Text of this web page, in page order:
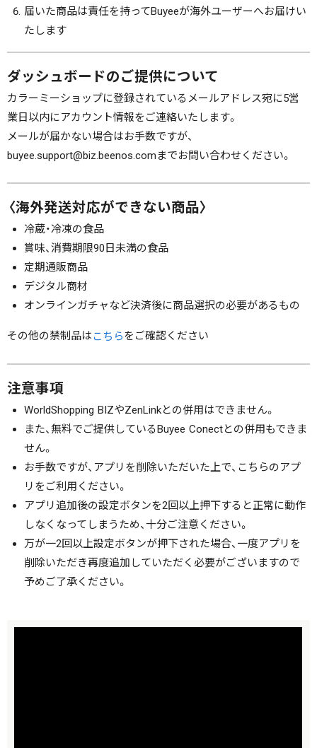
届いた商品は責任を持ってBuyeeが海外ユーザーへお届けい
たします
ダッシュボードのご提供について
カラーミーショップに登録されているメールアドレス宛に5営
業日以内にアカウント情報をご連絡いたします。
メールが届かない場合はお手数ですが、
buyee.support@biz.beenos.comまでお問い合わせください。
〈海外発送対応ができない商品〉
冷蔵・冷凍の食品
賞味、消費期限90日未満の食品
定期通販商品
デジタル商材
オンラインガチャなど決済後に商品選択の必要があるもの
その他の禁制品はこちらをご確認ください
注意事項
WorldShopping BIZやZenLinkとの併用はできません。
また、無料でご提供しているBuyee Conectとの併用もできま
せん。
お手数ですが、アプリを削除いただいた上で、こちらのアプ
リをご利用ください。
アプリ追加後の設定ボタンを2回以上押下すると正常に動作
しなくなってしまうため、十分ご注意ください。
万が一2回以上設定ボタンが押下された場合、一度アプリを
削除いただき再度追加していただく必要がございますので
予めご了承ください。